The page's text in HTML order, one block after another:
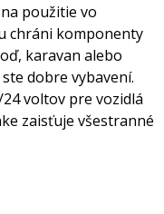
použitie vo
chráni komponenty
karavan alebo
dobre vybavení.
voltov pre vozidlá
zaisťuje všestranné